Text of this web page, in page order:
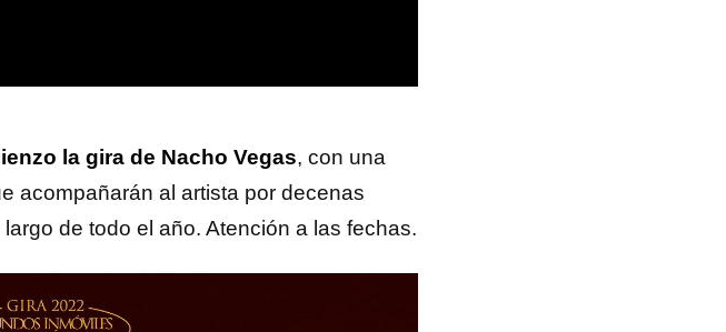
la gira de Nacho Vegas, con una
acompañarán al artista por decenas
de todo el año. Atención a las fechas.